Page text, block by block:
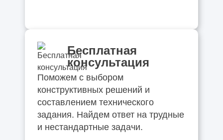
Бесплатная
консультация
Поможем с выбором
конструктивных решений и
составлением технического
задания. Найдем ответ на трудные
и нестандартные задачи.